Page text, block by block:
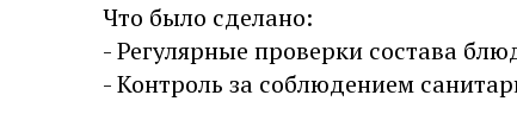
Что было сделано:
- Регулярные проверки состава
- Контроль за соблюдением